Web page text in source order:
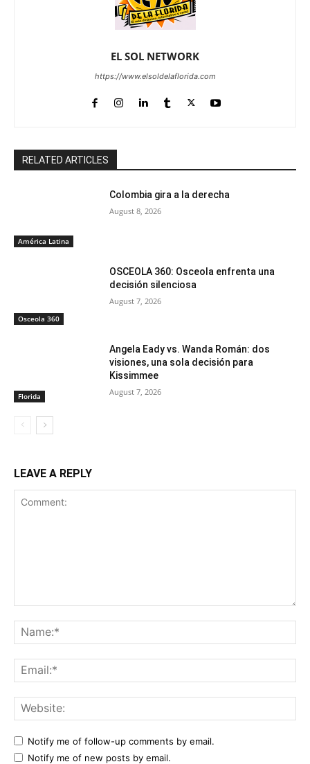
EL SOL NETWORK
https://www.elsoldelaflorida.com
RELATED ARTICLES
América Latina
Colombia gira a la derecha
August 8, 2026
Osceola 360
OSCEOLA 360: Osceola enfrenta una
decisión silenciosa
August 7, 2026
Florida
Angela Eady vs. Wanda Román: dos
visiones, una sola decisión para
Kissimmee
August 7, 2026
LEAVE A REPLY
Notify me of follow-up comments by email.
Notify me of new posts by email.